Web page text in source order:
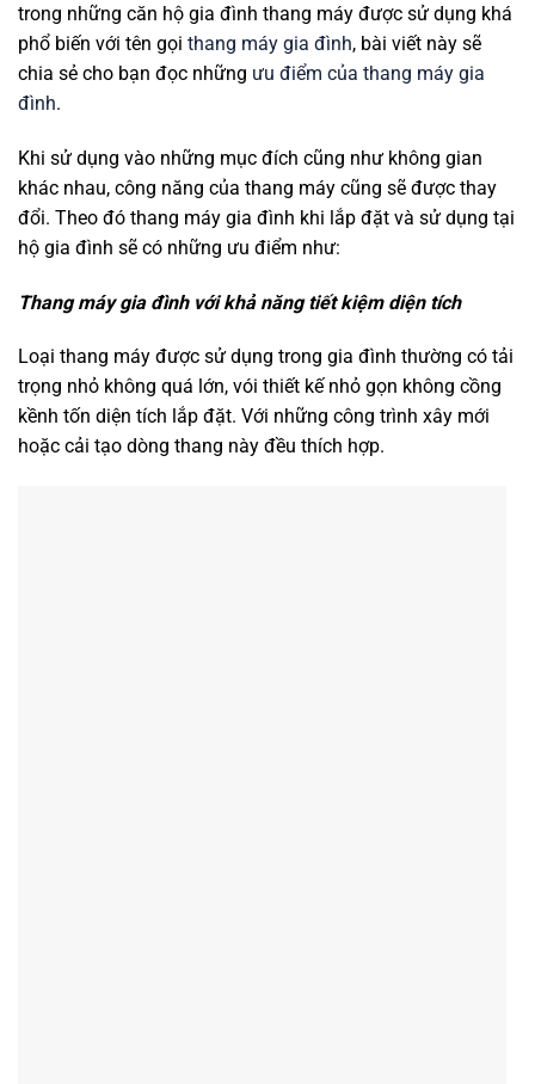
trong những căn hộ gia đình thang máy được sử dụng khá
phổ biến với tên gọi thang máy gia đình, bài viết này sẽ
chia sẻ cho bạn đọc những ưu điểm của thang máy gia
đình.
Khi sử dụng vào những mục đích cũng như không gian
khác nhau, công năng của thang máy cũng sẽ được thay
đổi. Theo đó thang máy gia đình khi lắp đặt và sử dụng tại
hộ gia đình sẽ có những ưu điểm như:
Thang máy gia đình với khả năng tiết kiệm diện tích
Loại thang máy được sử dụng trong gia đình thường có tải
trọng nhỏ không quá lớn, vói thiết kế nhỏ gọn không cồng
kềnh tốn diện tích lắp đặt. Với những công trình xây mới
hoặc cải tạo dòng thang này đều thích hợp.